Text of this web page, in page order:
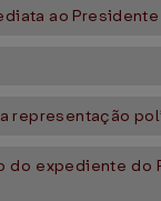
ao Presidente
representação
expediente do